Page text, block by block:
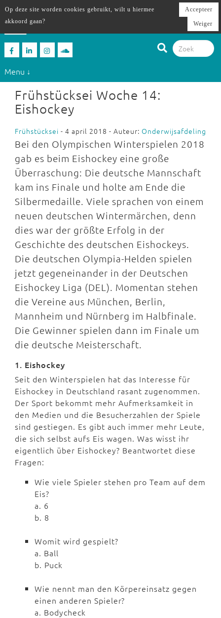
Menu ↓
Frühstücksei Woche 14:
Eishockey
Frühstücksei - 4 april 2018 - Auteur: Onderwijsafdeling
Bei den Olympischen Winterspielen 2018
gab es beim Eishockey eine große
Überraschung: Die deutsche Mannschaft
kam ins Finale und holte am Ende die
Silbermedaille. Viele sprachen von einem
neuen deutschen Wintermärchen, denn
dies war der größte Erfolg in der
Geschichte des deutschen Eishockeys.
Die deutschen Olympia-Helden spielen
jetzt gegeneinander in der Deutschen
Eishockey Liga (DEL). Momentan stehen
die Vereine aus München, Berlin,
Mannheim und Nürnberg im Halbfinale.
Die Gewinner spielen dann im Finale um
die deutsche Meisterschaft.
1. Eishockey
Seit den Winterspielen hat das Interesse für
Eishockey in Deutschland rasant zugenommen.
Der Sport bekommt mehr Aufmerksamkeit in
den Medien und die Besucherzahlen der Spiele
sind gestiegen. Es gibt auch immer mehr Leute,
die sich selbst aufs Eis wagen. Was wisst ihr
eigentlich über Eishockey? Beantwortet diese
Fragen:
Wie viele Spieler stehen pro Team auf dem
Eis?
a. 6
b. 8
Womit wird gespielt?
a. Ball
b. Puck
Wie nennt man den Körpereinsatz gegen
einen anderen Spieler?
a. Bodycheck
Op deze site worden cookies gebruikt, wilt u hiermee
akkoord gaan?
Accepteer
Weiger